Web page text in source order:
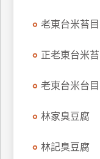
老東台米苔目
正老東台米苔
老東台米台目
林家臭豆腐
林記臭豆腐